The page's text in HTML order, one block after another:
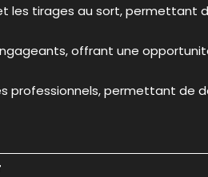
les tirages au sort, permettant
offrant une
professionnels, permettant de